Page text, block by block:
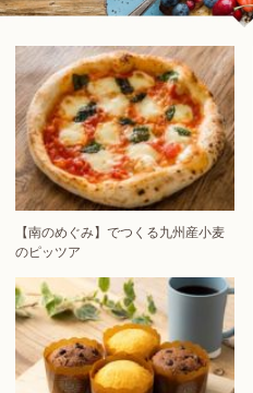
【南のめぐみ】でつくる九州産小麦
のピッツア